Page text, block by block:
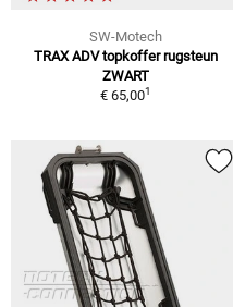
SW-Motech
TRAX ADV topkoffer rugsteun
ZWART
€ 65,001